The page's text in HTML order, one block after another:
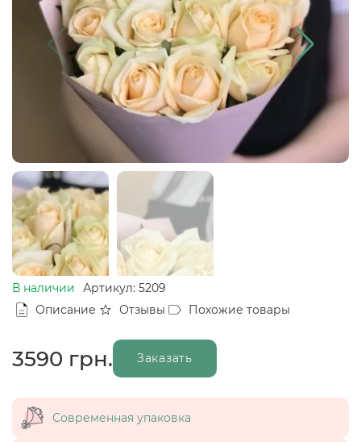
В наличии
Артикул: 5209
Описание
Отзывы Похожие товары
3590 грн. Заказать
Современная упаковка